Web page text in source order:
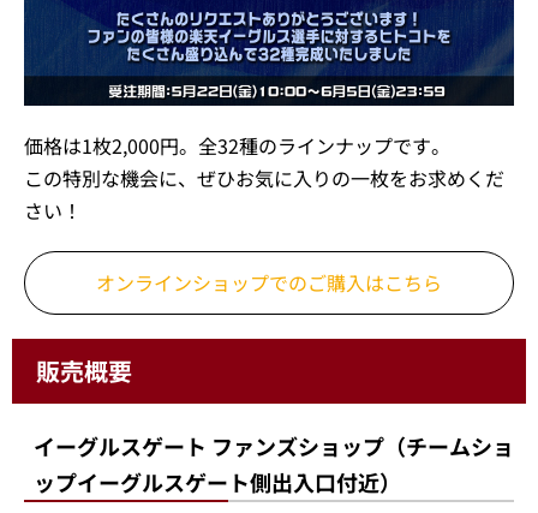
価格は1枚2,000円。全32種のラインナップです。
この特別な機会に、ぜひお気に入りの一枚をお求めくだ
さい！
オンラインショップでのご購入はこちら
販売概要
イーグルスゲート ファンズショップ（チームショ
ップイーグルスゲート側出入口付近）